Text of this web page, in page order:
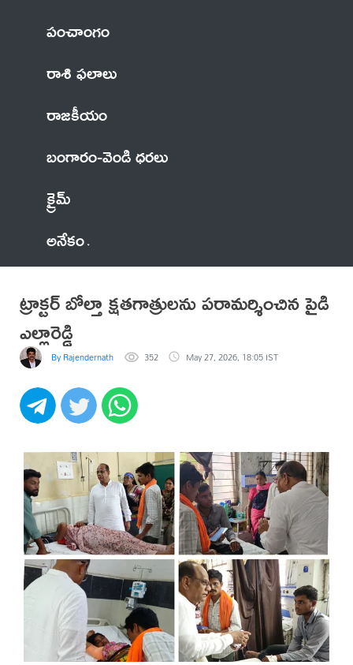
పంచాంగం
రాశి ఫలాలు
రాజకీయం
బంగారం-వెండి ధరలు
క్రైమ్
అనేకం
ట్రాక్టర్ బోల్తా క్షతగాత్రులను పరామర్శించిన పైడి
ఎల్లారెడ్డి
By Rajendernath 352 May 27, 2026, 18:05 IST